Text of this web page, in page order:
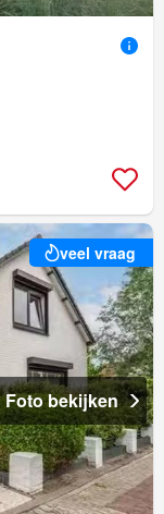
veel vraag
Foto bekijken